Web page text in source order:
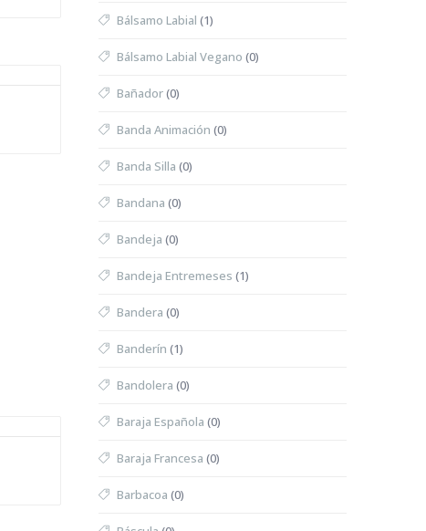
Bálsamo Labial (1)
Bálsamo Labial Vegano (0)
Bañador(0)
Banda Animación (0)
Banda Silla (0)
Bandana (0)
Bandeja (0)
Bandeja Entremeses (1)
Bandera (0)
Banderín (1)
Bandolera (0)
Baraja Española (0)
Baraja Francesa (0)
Barbacoa (0)